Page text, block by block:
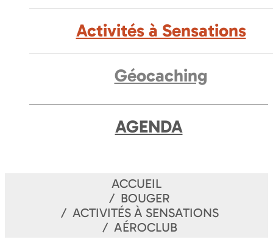
Activités à Sensations
Géocaching
AGENDA
ACCUEIL
BOUGER
ACTIVITÉS À SENSATIONS
AÉROCLUB